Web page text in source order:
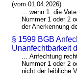
(vom 01.04.2026)
... wenn 1. die
Nummer 1 oder 2
der Anerkennung
§ 1599 BGB
Unanfechtbarkeit
... Anfechtung
Nummer 1 oder 2
nicht der leibliche